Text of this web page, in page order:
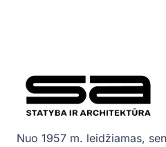
Nuo 1957 m. leidžiamas,